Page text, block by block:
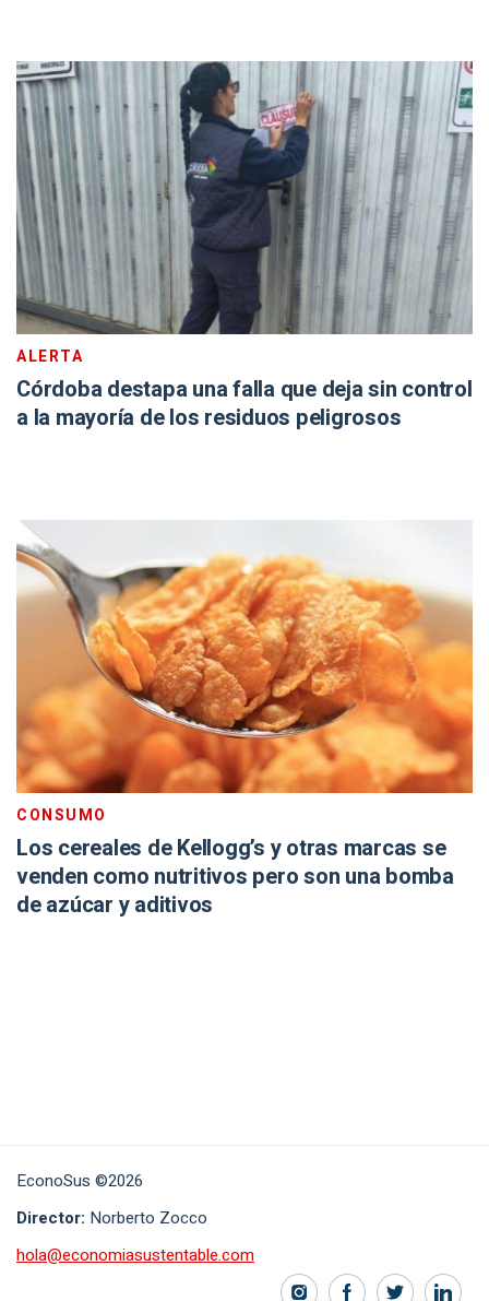
ALERTA
Córdoba destapa una falla que deja sin control
a la mayoría de los residuos peligrosos
CONSUMO
Los cereales de Kellogg’s y otras marcas se
venden como nutritivos pero son una bomba
de azúcar y aditivos
EconoSus ©2026
Director: Norberto Zocco
hola@economiasustentable.com